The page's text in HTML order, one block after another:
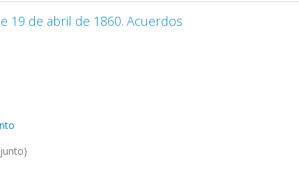
19 de abril de 1860. Acuerdos